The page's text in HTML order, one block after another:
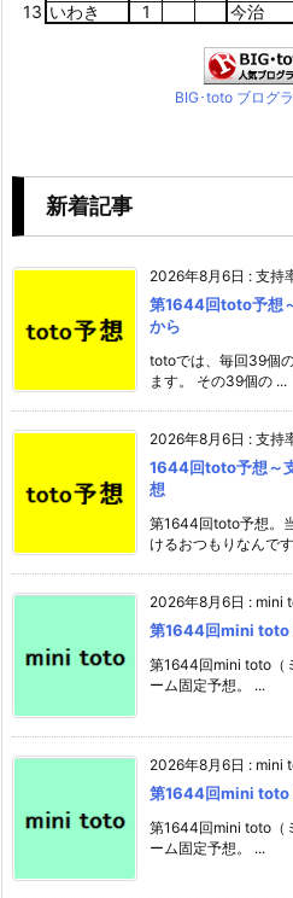
13 いわき 1 今治
BIG･toto ブログ
新着記事
2026年8月6日 : 支持
第1644回toto予想
から
totoでは、毎回39個
ます。 その39個の ...
2026年8月6日 : 支持
1644回toto予想～
想
第1644回toto予想。
けるおつもりなんで
2026年8月6日 : mini
第1644回mini toto
第1644回mini toto（
ーム固定予想。 ...
2026年8月6日 : mini
第1644回mini toto
第1644回mini toto（
ーム固定予想。 ...